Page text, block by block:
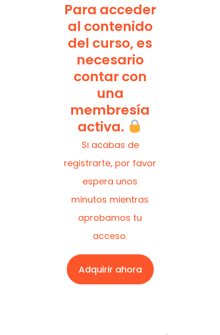
Para acceder
al contenido
del curso, es
necesario
contar con
una
membresía
activa.
Si acabas de
registrarte, por favor
espera unos
minutos mientras
aprobamos tu
acceso.
Adquirir ahora